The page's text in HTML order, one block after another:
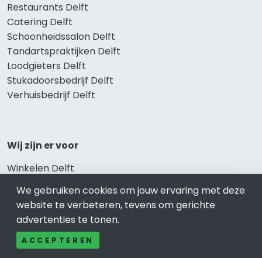
Restaurants Delft
Catering Delft
Schoonheidssalon Delft
Tandartspraktijken Delft
Loodgieters Delft
Stukadoorsbedrijf Delft
Verhuisbedrijf Delft
Wij zijn er voor
Winkelen Delft
Appartementen- en Kamerverhuur Delft
Camping Delft
Overnachten Delft
Vakantiehuis Delft
We gebruiken cookies om jouw ervaring met deze
website te verbeteren, tevens om gerichte
advertenties te tonen.
ACCEPTEREN